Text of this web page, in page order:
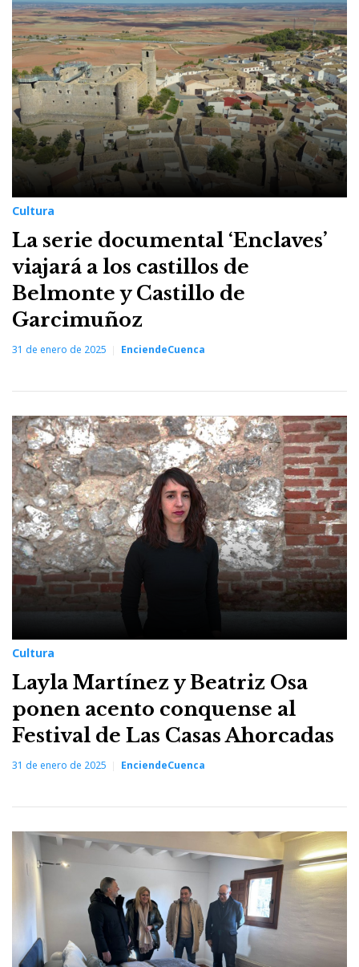
Cultura
La serie documental ‘Enclaves’
viajará a los castillos de
Belmonte y Castillo de
Garcimuñoz
31 de enero de 2025 EnciendeCuenca
Cultura
Layla Martínez y Beatriz Osa
ponen acento conquense al
Festival de Las Casas Ahorcadas
31 de enero de 2025 EnciendeCuenca